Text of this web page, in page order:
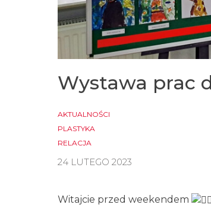
Wystawa prac
AKTUALNOŚCI
PLASTYKA
RELACJA
24 LUTEGO 2023
Witajcie przed weekendem